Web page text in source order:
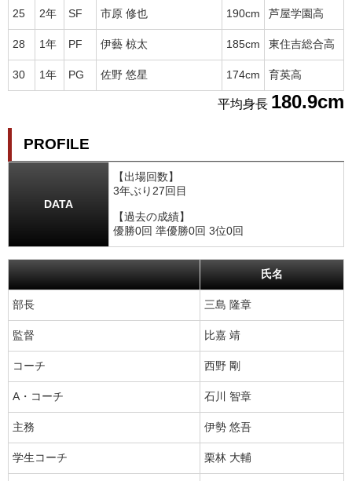
25 2年 SF 市原 修也 190cm 芦屋学園高
28 1年 PF 伊藝 椋太 185cm 東住吉総合高
30 1年 PG 佐野 悠星 174cm 育英高
平均身長 180.9cm
PROFILE
DATA
【出場回数】
3年ぶり27回目
【過去の成績】
優勝0回 準優勝0回 3位0回
氏名
部長 三島 隆章
監督 比嘉 靖
コーチ 西野 剛
A・コーチ 石川 智章
主務 伊勢 悠吾
学生コーチ 栗林 大輔